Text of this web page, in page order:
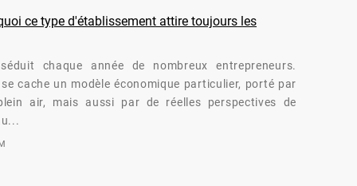
ce type d'établissement attire toujours les
chaque année de nombreux entrepreneurs.
cache un modèle économique particulier, porté par
air, mais aussi par de réelles perspectives de